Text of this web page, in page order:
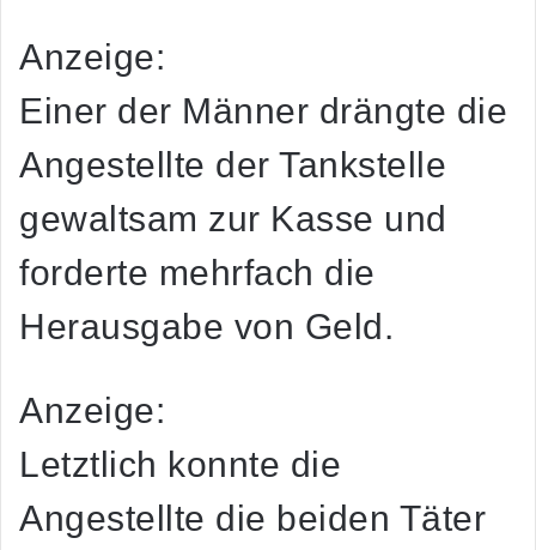
Anzeige:
Einer der Männer drängte die
Angestellte der Tankstelle
gewaltsam zur Kasse und
forderte mehrfach die
Herausgabe von Geld.
Anzeige:
Letztlich konnte die
Angestellte die beiden Täter